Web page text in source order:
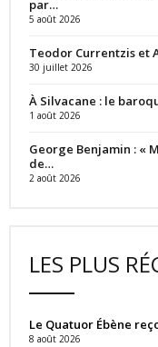
par…
5 août 2026
Teodor Currentzis et
30 juillet 2026
À Silvacane : le
1 août 2026
George Benjamin : «
de…
2 août 2026
LES PLUS
Le Quatuor Ébène
8 août 2026